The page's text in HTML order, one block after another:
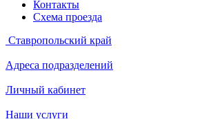
Контакты
Схема проезда
Ставропольский край
Адреса подразделений
Личный кабинет
Наши услуги